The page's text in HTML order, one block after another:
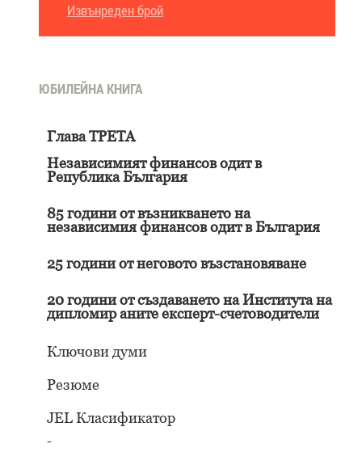
Извънреден брой
ЮБИЛЕЙНА КНИГА
Глава ТРЕТА
Независимият финансов одит в
Република България
85 години от възникването на
независимия финансов одит в България
25 години от неговото възстановяване
20 години от създаването на Института на
дипломир аните експерт-счетоводители
Ключови думи
Резюме
JEL Класификатор
-